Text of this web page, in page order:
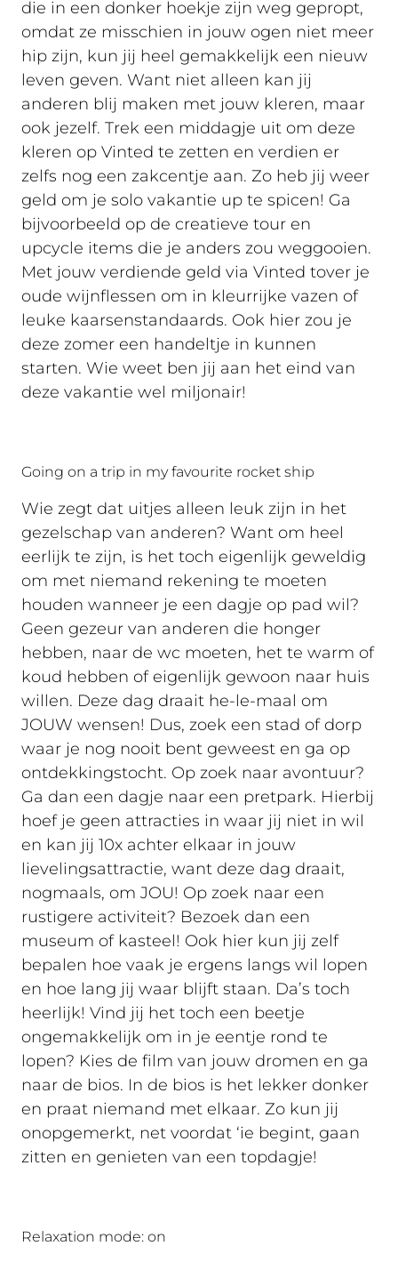
die in een donker hoekje zijn weg gepropt,
omdat ze misschien in jouw ogen niet meer
hip zijn, kun jij heel gemakkelijk een nieuw
leven geven. Want niet alleen kan jij
anderen blij maken met jouw kleren, maar
ook jezelf. Trek een middagje uit om deze
kleren op Vinted te zetten en verdien er
zelfs nog een zakcentje aan. Zo heb jij weer
geld om je solo vakantie up te spicen! Ga
bijvoorbeeld op de creatieve tour en
upcycle items die je anders zou weggooien.
Met jouw verdiende geld via Vinted tover je
oude wijnflessen om in kleurrijke vazen of
leuke kaarsenstandaards. Ook hier zou je
deze zomer een handeltje in kunnen
starten. Wie weet ben jij aan het eind van
deze vakantie wel miljonair!
Going on a trip in my favourite rocket ship
Wie zegt dat uitjes alleen leuk zijn in het
gezelschap van anderen? Want om heel
eerlijk te zijn, is het toch eigenlijk geweldig
om met niemand rekening te moeten
houden wanneer je een dagje op pad wil?
Geen gezeur van anderen die honger
hebben, naar de wc moeten, het te warm of
koud hebben of eigenlijk gewoon naar huis
willen. Deze dag draait he-le-maal om
JOUW wensen! Dus, zoek een stad of dorp
waar je nog nooit bent geweest en ga op
ontdekkingstocht. Op zoek naar avontuur?
Ga dan een dagje naar een pretpark. Hierbij
hoef je geen attracties in waar jij niet in wil
en kan jij 10x achter elkaar in jouw
lievelingsattractie, want deze dag draait,
nogmaals, om JOU! Op zoek naar een
rustigere activiteit? Bezoek dan een
museum of kasteel! Ook hier kun jij zelf
bepalen hoe vaak je ergens langs wil lopen
en hoe lang jij waar blijft staan. Da’s toch
heerlijk! Vind jij het toch een beetje
ongemakkelijk om in je eentje rond te
lopen? Kies de film van jouw dromen en ga
naar de bios. In de bios is het lekker donker
en praat niemand met elkaar. Zo kun jij
onopgemerkt, net voordat ‘ie begint, gaan
zitten en genieten van een topdagje!
Relaxation mode: on